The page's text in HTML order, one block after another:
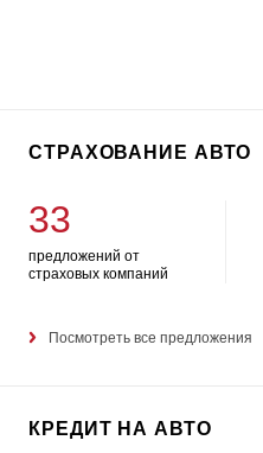
СТРАХОВАНИЕ АВТО
33
предложений от
страховых компаний
Посмотреть все предложения
КРЕДИТ НА АВТО